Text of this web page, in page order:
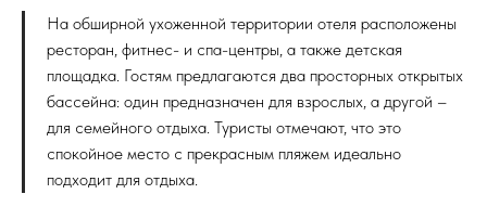
На обширной ухоженной территории отеля расположены
ресторан, фитнес- и спа-центры, а также детская
площадка. Гостям предлагаются два просторных открытых
бассейна: один предназначен для взрослых, а другой –
для семейного отдыха. Туристы отмечают, что это
спокойное место с прекрасным пляжем идеально
подходит для отдыха.